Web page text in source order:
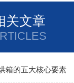
关文章
箱的五大核心要素